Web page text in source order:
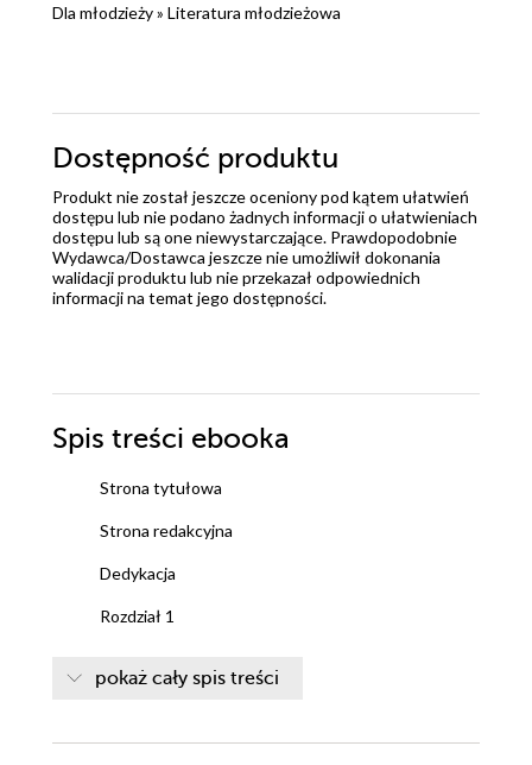
Dla młodzieży» Literatura młodzieżowa
Dostępność produktu
Produkt nie został jeszcze oceniony pod kątem ułatwień
dostępu lub nie podano żadnych informacji o ułatwieniach
dostępu lub są one niewystarczające. Prawdopodobnie
Wydawca/Dostawca jeszcze nie umożliwił dokonania
walidacji produktu lub nie przekazał odpowiednich
informacji na temat jego dostępności.
Spis treści ebooka
Strona tytułowa
Strona redakcyjna
Dedykacja
Rozdział 1
Rozdział 4
pokaż cały spis treści